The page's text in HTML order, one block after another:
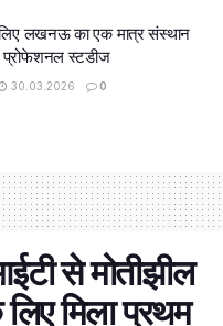
लिए लखनऊ का एक मात्र संस्थान
प्रोफेशनल स्टडीज
30.03.2026 0
से मोतीझील
मिला प्रथम